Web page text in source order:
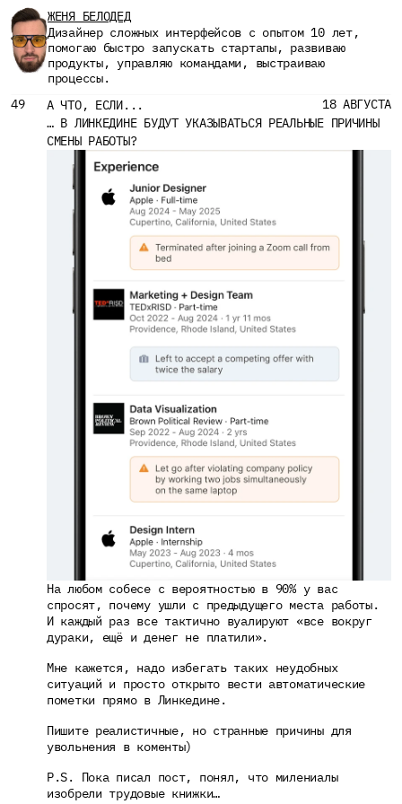
ЖЕНЯ БЕЛОДЕД
Дизайнер сложных интерфейсов с опытом 10 лет,
помогаю быстро запускать стартапы, развиваю
продукты, управляю командами, выстраиваю
процессы.
49
А ЧТО, ЕСЛИ...
18 АВГУСТА
… В ЛИНКЕДИНЕ БУДУТ УКАЗЫВАТЬСЯ РЕАЛЬНЫЕ ПРИЧИНЫ
СМЕНЫ РАБОТЫ?
На любом собесе с вероятностью в 90% у вас
спросят, почему ушли с предыдущего места работы.
И каждый раз все тактично вуалируют «все вокруг
дураки, ещё и денег не платили».
Мне кажется, надо избегать таких неудобных
ситуаций и просто открыто вести автоматические
пометки прямо в Линкедине.
Пишите реалистичные, но странные причины для
увольнения в коменты)
P.S. Пока писал пост, понял, что милениалы
изобрели трудовые книжки…